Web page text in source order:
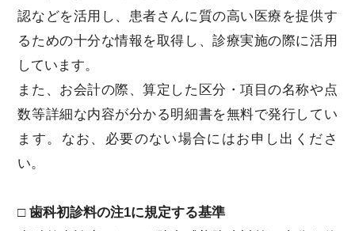
認などを活用し、患者さんに質の高い医療を提供す
るための十分な情報を取得し、診療実施の際に活用
しています。
また、お会計の際、算定した区分・項目の名称や点
数等詳細な内容が分かる明細書を無料で発行してい
ます。なお、必要のない場合にはお申し出くださ
い。
□ 歯科初診料の注1に規定する基準